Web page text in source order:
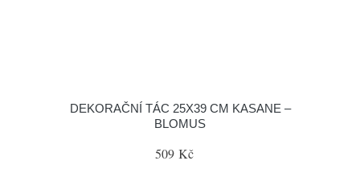
DEKORAČNÍ TÁC 25X39 CM KASANE –
BLOMUS
509 Kč